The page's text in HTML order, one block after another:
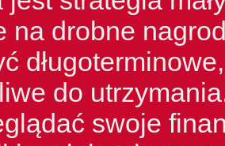
na drobne
do
swoje